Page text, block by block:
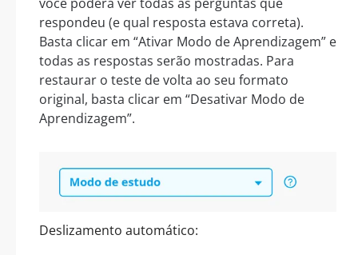
respondeu (e qual resposta estava correta).
Basta clicar em “Ativar Modo de Aprendizagem” e
todas as respostas serão mostradas. Para
restaurar o teste de volta ao seu formato
original, basta clicar em “Desativar Modo de
Aprendizagem”.
Deslizamento automático: